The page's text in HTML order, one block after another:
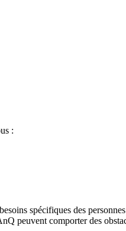
:
spécifiques des
peuvent comporter des